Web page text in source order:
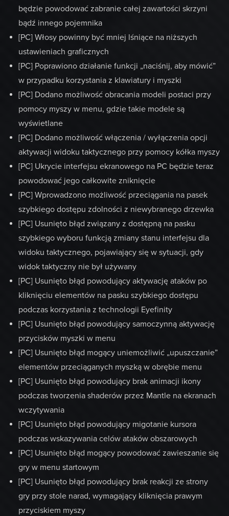
będzie powodować zabranie całej zawartości skrzyni
bądź innego pojemnika
[PC] Włosy powinny być mniej lśniące na niższych
ustawieniach graficznych
[PC] Poprawiono działanie funkcji „naciśnij, aby mówić”
w przypadku korzystania z klawiatury i myszki
[PC] Dodano możliwość obracania modeli postaci przy
pomocy myszy w menu, gdzie takie modele są
wyświetlane
[PC] Dodano możliwość włączenia / wyłączenia opcji
aktywacji widoku taktycznego przy pomocy kółka myszy
[PC] Ukrycie interfejsu ekranowego na PC będzie teraz
powodować jego całkowite zniknięcie
[PC] Wprowadzono możliwość przeciągania na pasek
szybkiego dostępu zdolności z niewybranego drzewka
[PC] Usunięto błąd związany z dostępną na pasku
szybkiego wyboru funkcją zmiany stanu interfejsu dla
widoku taktycznego, pojawiający się w sytuacji, gdy
widok taktyczny nie był używany
[PC] Usunięto błąd powodujący aktywację ataków po
kliknięciu elementów na pasku szybkiego dostępu
podczas korzystania z technologii Eyefinity
[PC] Usunięto błąd powodujący samoczynną aktywację
przycisków myszki w menu
[PC] Usunięto błąd mogący uniemożliwić „upuszczanie”
elementów przeciąganych myszką w obrębie menu
[PC] Usunięto błąd powodujący brak animacji ikony
podczas tworzenia shaderów przez Mantle na ekranach
wczytywania
[PC] Usunięto błąd powodujący migotanie kursora
podczas wskazywania celów ataków obszarowych
[PC] Usunięto błąd mogący powodować zawieszanie się
gry w menu startowym
[PC] Usunięto błąd powodujący brak reakcji ze strony
gry przy stole narad, wymagający kliknięcia prawym
przyciskiem myszy